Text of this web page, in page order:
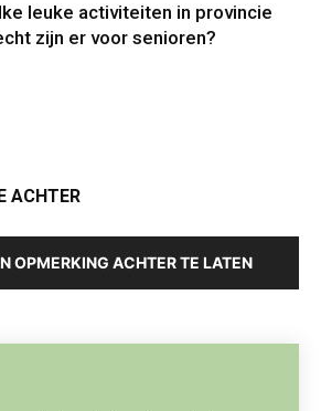
leuke activiteiten in provincie
zijn er voor senioren?
ACHTER
OPMERKING ACHTER TE LATEN